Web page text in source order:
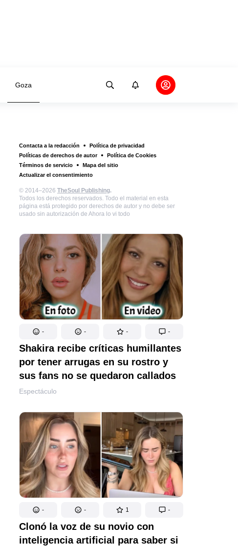
Goza
Contacta a la redacción
Política de privacidad
Políticas de derechos de autor
Política de Cookies
Términos de servicio
Mapa del sitio
Actualizar el consentimiento
© 2014–2026 TheSoul Publishing.
Todos los derechos reservados. Todo el material en esta
página está protegido por derechos de autor y no debe ser
usado sin autorización de Ahora lo vi todo
- - - -
Shakira recibe críticas humillantes
por tener arrugas en su rostro y
sus fans no se quedaron callados
Espectáculo
- - 1 -
Clonó la voz de su novio con
inteligencia artificial para saber si